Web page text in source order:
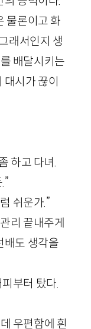
물론이고 화
래서인지 생
배달시키는
대시가 끊이
하고 다녀.
쉬운가.”
리 끝내주게
배도 생각을
부터 탔다.
우편함에 흰